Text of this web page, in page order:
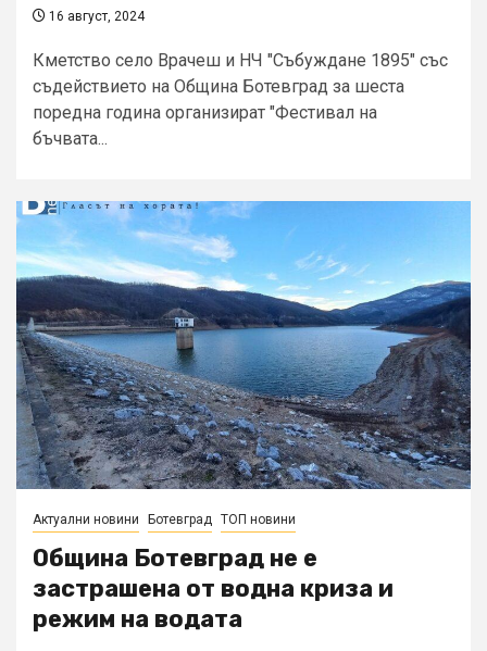
16 август, 2024
Кметство село Врачеш и НЧ "Събуждане 1895" със
съдействието на Община Ботевград за шеста
поредна година организират "Фестивал на
бъчвата...
Актуални новини Ботевград ТОП новини
Община Ботевград не е
застрашена от водна криза и
режим на водата